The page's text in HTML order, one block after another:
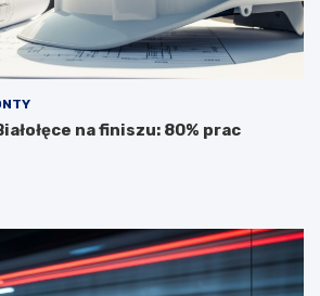
na finiszu: 80% prac